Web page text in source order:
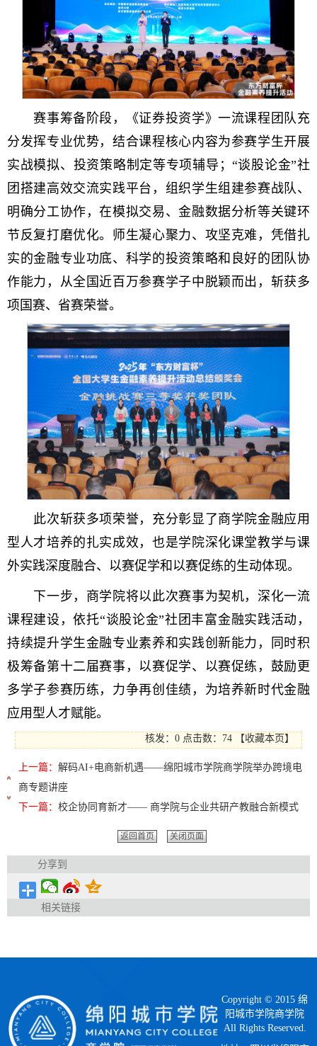
赛事筹备阶段，《证券投资学》一流课程团队充
分发挥专业优势，结合课程核心内容为参赛学生开展
实战模拟、投资策略制定等专项辅导；“谈股论金”社
团搭建高效交流实践平台，组织学生组建参赛战队、
明确分工协作，在模拟交易、金融数据分析等关键环
节反复打磨优化。师生凝心聚力、攻坚克难，凭借扎
实的金融专业功底、科学的投资策略和良好的团队协
作能力，从全国近百万参赛学子中脱颖而出，斩获多
项国赛、省赛荣誉。
此次斩获多项荣誉，充分彰显了商学院金融应用
型人才培养的扎实成效，也是学院深化课堂教学与课
外实践深度融合、以赛促学和以赛促练的生动体现。
下一步，商学院将以此次赛事为契机，深化一流
课程建设，依托“谈股论金”社团丰富金融实践活动，
持续提升学生金融专业素养和实践创新能力，同时积
极筹备第十二届赛事，以赛促学、以赛促练，鼓励更
多学子参赛历练，力争再创佳绩，为培养新时代金融
应用型人才赋能。
核发：0 点击数： 74 【收藏本页 】
上一篇： 解码AI+电商新机遇——绵阳城市学院商学院举办跨境电
商专题讲座
下一篇： 校企协同育新才—— 商学院与企业共研产教融合新模式
返回首页 关闭页面
分享到
相关链接
Copyright © 2015 绵
阳城市学院商学院
All Rights Reserved.